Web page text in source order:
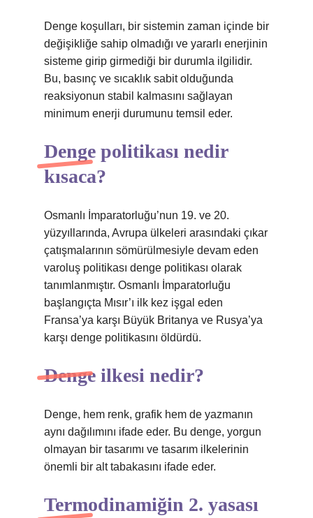
Denge koşulları, bir sistemin zaman içinde bir
değişikliğe sahip olmadığı ve yararlı enerjinin
sisteme girip girmediği bir durumla ilgilidir.
Bu, basınç ve sıcaklık sabit olduğunda
reaksiyonun stabil kalmasını sağlayan
minimum enerji durumunu temsil eder.
Denge politikası nedir
kısaca?
Osmanlı İmparatorluğu’nun 19. ve 20.
yüzyıllarında, Avrupa ülkeleri arasındaki çıkar
çatışmalarının sömürülmesiyle devam eden
varoluş politikası denge politikası olarak
tanımlanmıştır. Osmanlı İmparatorluğu
başlangıçta Mısır’ı ilk kez işgal eden
Fransa’ya karşı Büyük Britanya ve Rusya’ya
karşı denge politikasını öldürdü.
Denge ilkesi nedir?
Denge, hem renk, grafik hem de yazmanın
aynı dağılımını ifade eder. Bu denge, yorgun
olmayan bir tasarımı ve tasarım ilkelerinin
önemli bir alt tabakasını ifade eder.
Termodinamiğin 2. yasası